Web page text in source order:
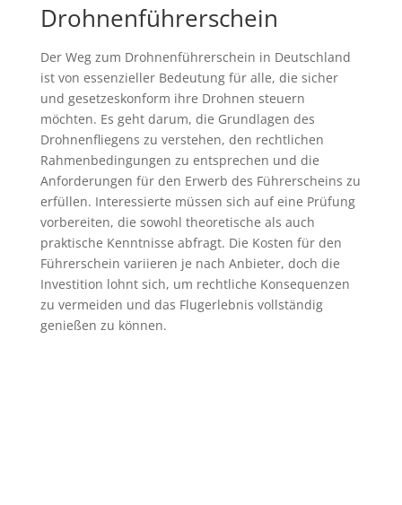
Drohnenführerschein
Der Weg zum Drohnenführerschein in Deutschland
ist von essenzieller Bedeutung für alle, die sicher
und gesetzeskonform ihre Drohnen steuern
möchten. Es geht darum, die Grundlagen des
Drohnenfliegens zu verstehen, den rechtlichen
Rahmenbedingungen zu entsprechen und die
Anforderungen für den Erwerb des Führerscheins zu
erfüllen. Interessierte müssen sich auf eine Prüfung
vorbereiten, die sowohl theoretische als auch
praktische Kenntnisse abfragt. Die Kosten für den
Führerschein variieren je nach Anbieter, doch die
Investition lohnt sich, um rechtliche Konsequenzen
zu vermeiden und das Flugerlebnis vollständig
genießen zu können.